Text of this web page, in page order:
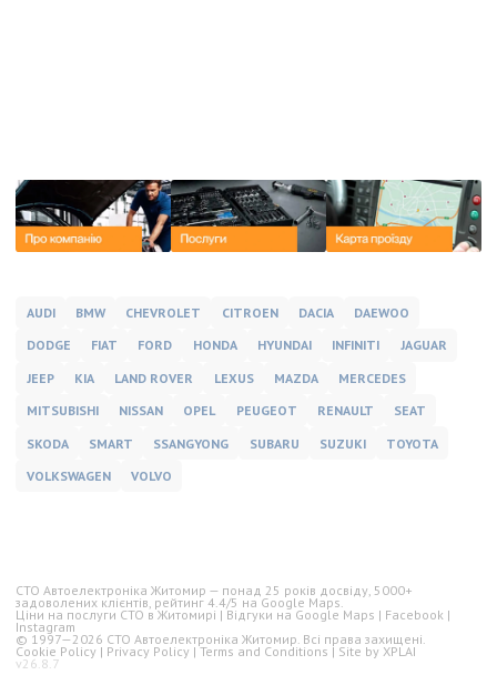
AUDI BMW CHEVROLET CITROEN DACIA
DAEWOO
DODGE
FIAT FORD HONDA HYUNDAI INFINITI
JAGUAR
JEEP
KIA LAND ROVER LEXUS MAZDA
MERCEDES
MITSUBISHI
NISSAN OPEL PEUGEOT RENAULT
SEAT
SKODA
SMART SSANGYONG SUBARU SUZUKI
TOYOTA
VOLKSWAGEN
VOLVO
СТО Автоелектроніка Житомир — понад 25 років досвіду, 5000+
задоволених клієнтів, рейтинг4.4/5 на Google Maps.
Ціни на послуги СТО в Житомирі |Відгуки на Google Maps | Facebook |
Instagram
© 1997—2026 СТО Автоелектроніка Житомир. Всі права захищені.
Cookie Policy | Privacy Policy |Terms and Conditions | Site by XPLAI
v26.8.7